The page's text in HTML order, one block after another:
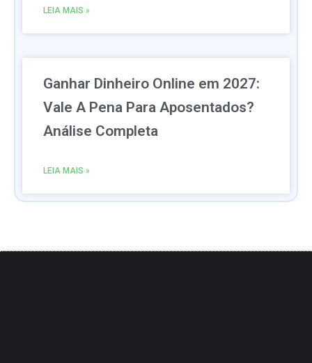
LEIA MAIS »
Ganhar Dinheiro Online em 2027:
Vale A Pena Para Aposentados?
Análise Completa
LEIA MAIS »